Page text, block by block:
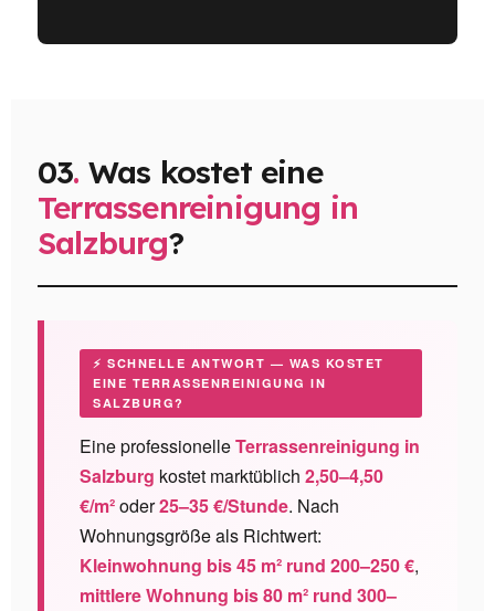
03. Was kostet eine
Terrassenreinigung in
Salzburg?
⚡ SCHNELLE ANTWORT — WAS KOSTET
EINE TERRASSENREINIGUNG IN
SALZBURG?
Eine professionelleTerrassenreinigung in
Salzburg kostet marktüblich 2,50–4,50
€/m²oder25–35 €/Stunde. Nach
Wohnungsgröße als Richtwert:
Kleinwohnung bis 45 m² rund 200–250 €,
mittlere Wohnung bis 80 m² rund 300–